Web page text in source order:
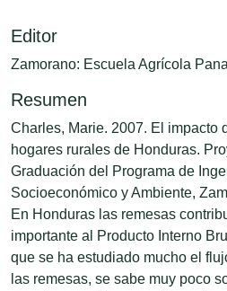
Editor
Zamorano: Escuela Agrícola
Resumen
Charles, Marie. 2007. El impacto
hogares rurales de Honduras.
Graduación del Programa de
Socioeconómico y Ambiente,
En Honduras las remesas
importante al Producto Interno
que se ha estudiado mucho el
las remesas, se sabe muy poco